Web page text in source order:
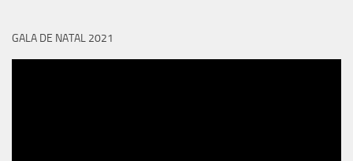
GALA DE NATAL 2021